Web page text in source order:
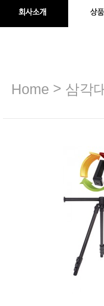
Home > 삼각